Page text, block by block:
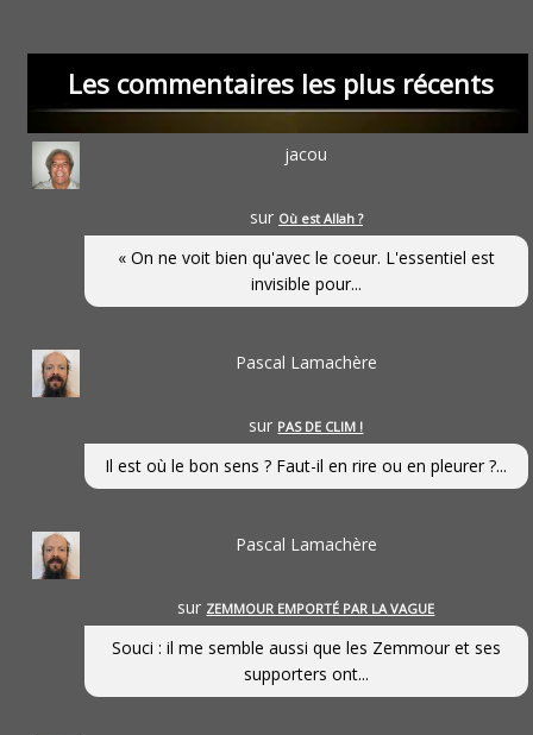
Les commentaires les plus récents
jacou
sur Où est Allah ?
« On ne voit bien qu'avec le coeur. L'essentiel est
invisible pour...
Pascal Lamachère
sur PAS DE CLIM !
Il est où le bon sens ? Faut-il en rire ou en pleurer ?...
Pascal Lamachère
sur ZEMMOUR EMPORTÉ PAR LA VAGUE
Souci : il me semble aussi que les Zemmour et ses
supporters ont...